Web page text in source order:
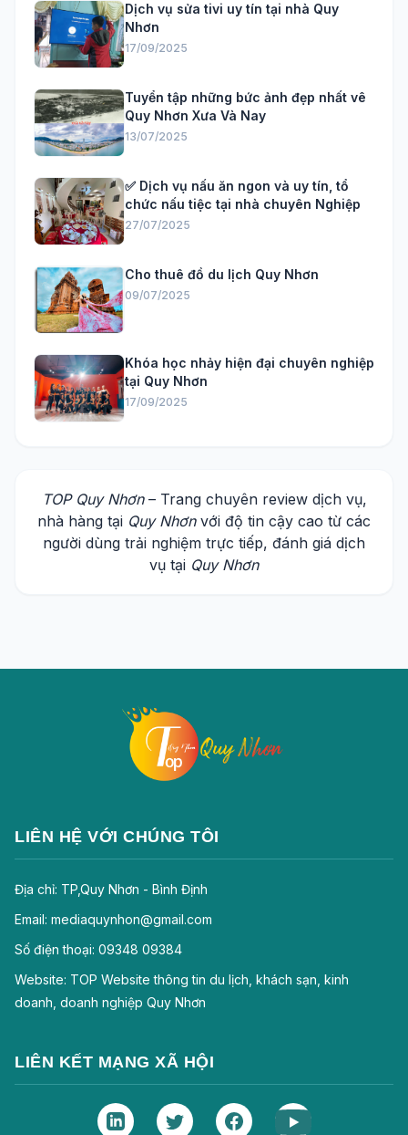
Dịch vụ sửa tivi uy tín tại nhà Quy
Nhơn
17/09/2025
Tuyển tập những bức ảnh đẹp nhất vê
Quy Nhơn Xưa Và Nay
13/07/2025
✅ Dịch vụ nấu ăn ngon và uy tín, tổ
chức nấu tiệc tại nhà chuyên Nghiệp
27/07/2025
Cho thuê đồ du lịch Quy Nhơn
09/07/2025
Khóa học nhảy hiện đại chuyên nghiệp
tại Quy Nhơn
17/09/2025
TOP Quy Nhơn– Trang chuyên review dịch vụ,
nhà hàng tại Quy Nhơnvới độ tin cậy cao từ các
người dùng trải nghiệm trực tiếp, đánh giá dịch
vụ tại Quy Nhơn
LIÊN HỆ VỚI CHÚNG TÔI
Địa chỉ: TP,Quy Nhơn - Bình Định
Email: mediaquynhon@gmail.com
Số điện thoại: 09348 09384
Website: TOP Website thông tin du lịch, khách sạn, kinh
doanh, doanh nghiệp Quy Nhơn
LIÊN KẾT MẠNG XÃ HỘI